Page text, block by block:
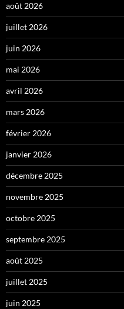
août 2026
juillet 2026
juin 2026
mai 2026
avril 2026
mars 2026
février 2026
janvier 2026
décembre 2025
novembre 2025
octobre 2025
septembre 2025
août 2025
juillet 2025
juin 2025